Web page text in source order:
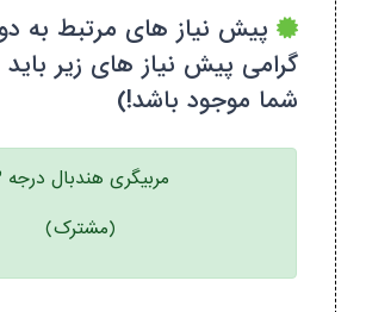
پیش نیاز های مرتبط به
گرامی پیش نیاز های زیر
شما موجود باشد!)
مربیگری هندبال درجه ۳
(مشترک)